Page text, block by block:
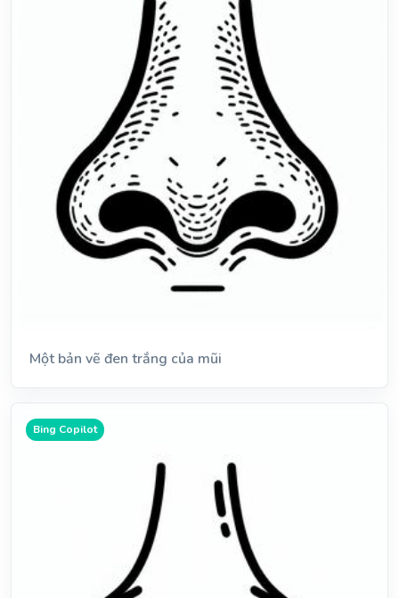
Một bản vẽ đen trắng của mũi
Bing Copilot